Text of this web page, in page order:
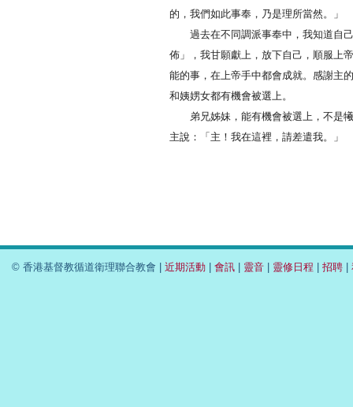
的，我們如此事奉，乃是理所當然。」
過去在不同調派事奉中，我知道自己
佈」，我甘願獻上，放下自己，順服上
能的事，在上帝手中都會成就。感謝主
和姨娚女都有機會被選上。
弟兄姊妹，能有機會被選上，不是犧
主說：「主！我在這裡，請差遣我。」
© 香港基督教循道衛理聯合教會 | 近期活動 | 會訊 | 靈音 | 靈修日程 | 招聘 |